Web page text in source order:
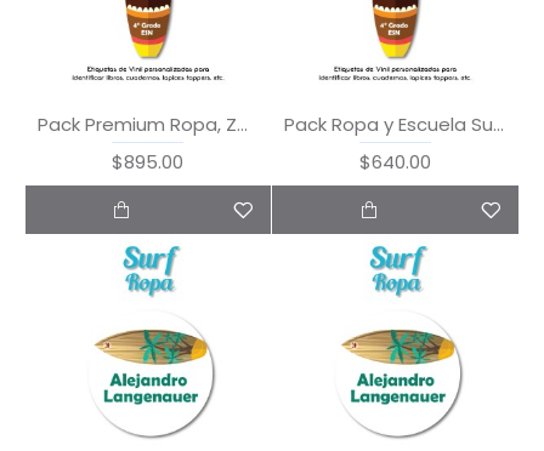
Pack Premium Ropa, Zapatos y Escuela Surf
$895.00
Pack Ropa y Escuela Surf
$640.00